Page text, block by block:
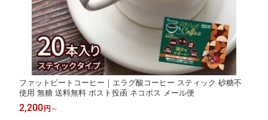
ファットビートコーヒー｜エラグ酸コーヒー スティック 砂糖不
使用 無糖 送料無料 ポスト投函 ネコポス メール便
2,200 円 ～